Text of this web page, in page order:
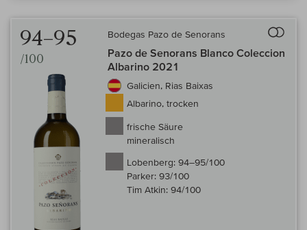
94–95
/100
Bodegas Pazo de Senorans
Pazo de Senorans Blanco Coleccion
Albarino 2021
Galicien, Rias Baixas
Albarino, trocken
frische Säure
mineralisch
Lobenberg: 94–95/100
Parker: 93/100
Tim Atkin: 94/100